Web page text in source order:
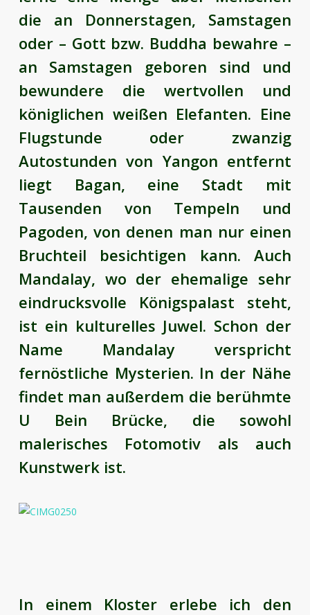
die an Donnerstagen, Samstagen
oder – Gott bzw. Buddha bewahre –
an Samstagen geboren sind und
bewundere die wertvollen und
königlichen weißen Elefanten. Eine
Flugstunde oder zwanzig
Autostunden von Yangon entfernt
liegt Bagan, eine Stadt mit
Tausenden von Tempeln und
Pagoden, von denen man nur einen
Bruchteil besichtigen kann. Auch
Mandalay, wo der ehemalige sehr
eindrucksvolle Königspalast steht,
ist ein kulturelles Juwel. Schon der
Name Mandalay verspricht
fernöstliche Mysterien. In der Nähe
findet man außerdem die berühmte
U Bein Brücke, die sowohl
malerisches Fotomotiv als auch
Kunstwerk ist.
In einem Kloster erlebe ich den